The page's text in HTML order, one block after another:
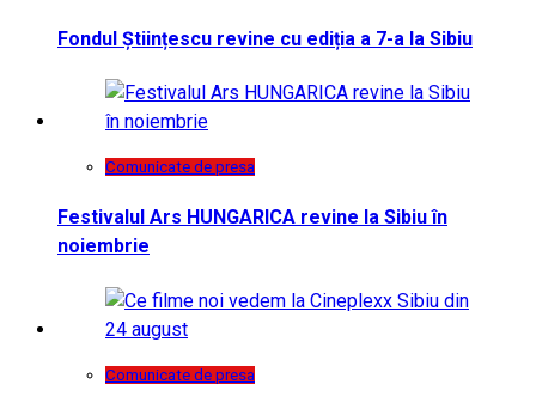
Fondul Științescu revine cu ediția a 7-a la Sibiu
Comunicate de presa
Festivalul Ars HUNGARICA revine la Sibiu în
noiembrie
Comunicate de presa